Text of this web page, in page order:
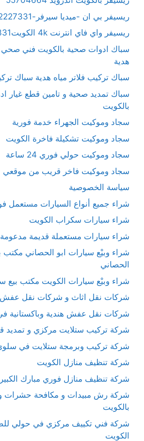
ريسيفر بي ان -ميديا سيرفر-4K-52227331
ريسيفر واي فاي انترنت 4k الكويت52227331
سباك ادوات صحية بالكويت فني
هدية
سباك تركيب فلاتر مياه هدية سباك
سباك تمديد صحية و تامين قطع غيار
بالكويت
سجاد وموكيت الجهراء خدمة فورية
سجاد وموكيت تشكيلة فاخرة الكويت
سجاد وموكيت حولي فوري 24 ساعة
سجاد وموكيت فاخر قريب من موقعي
سياسة الخصوصية
شراء جميع أنواع السيارات مستعمل
شراء سيارات سكراب الكويت
شراء سيارات مستعملة قديمة
شراء وبيْع سيارات ابو الحصاني مكتب
الحصاني
شراء وبيْع سيارات الكويت مكتب بيع
شركات نقل اثاث و شركات نقل عفش
شركات نقل عفش هندية وباكستانية
شركة تركيب ستلايت مركزي و تمديد
شركة تركيب وبرمجة ستلايت في
شركة تنظيف منازل الكويت
شركة تنظيف منازل فوري مبارك الكبير
شركة رش مبيدات و مكافحة حشرات
بالكويت
شركة فني تكييف مركزي في حولي
الكويت